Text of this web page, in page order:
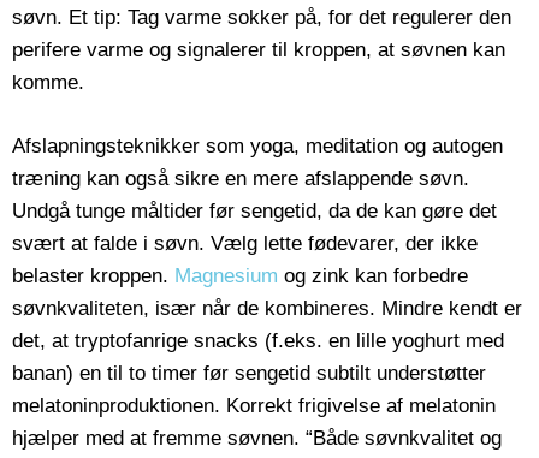
søvn. Et tip: Tag varme sokker på, for det regulerer den
perifere varme og signalerer til kroppen, at søvnen kan
komme.
Afslapningsteknikker som yoga, meditation og autogen
træning kan også sikre en mere afslappende søvn.
Undgå tunge måltider før sengetid, da de kan gøre det
svært at falde i søvn. Vælg lette fødevarer, der ikke
belaster kroppen. Magnesium og zink kan forbedre
søvnkvaliteten, især når de kombineres. Mindre kendt er
det, at tryptofanrige snacks (f.eks. en lille yoghurt med
banan) en til to timer før sengetid subtilt understøtter
melatoninproduktionen. Korrekt frigivelse af melatonin
hjælper med at fremme søvnen. “Både søvnkvalitet og